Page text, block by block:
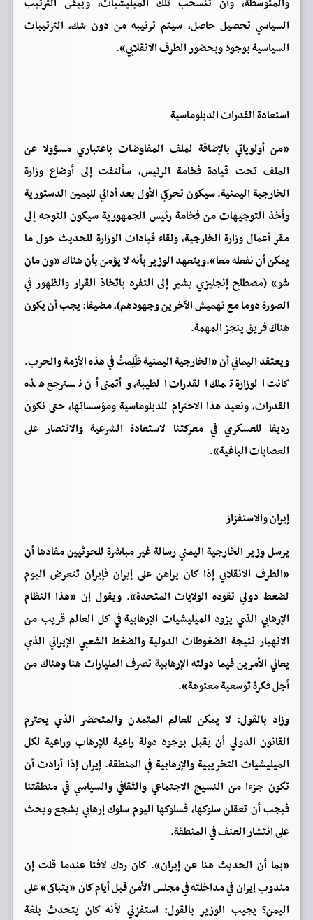
السياسي تحصيل حاصل، سيتم ترتيبه من دون شك، الترتيبات
السياسية بوجود وبحضور الطرف الانقلابي».
استعادة القدرات الدبلوماسية
«من أولوياتي بالإضافة لملف المفاوضات باعتباري مسؤولا عن
الملف تحت قيادة فخامة الرئيس، سألتفت إلى أوضاع وزارة
الخارجية اليمنية. سيكون تحركي الأول بعد أدائي لليمين الدستورية
وأخذ التوجيهات من فخامة رئيس الجمهورية سيكون التوجه إلى
مقر أعمال وزارة الخارجية، ولقاء قيادات الوزارة للحديث حول ما
يمكن أن نفعله معا».ويتعهد الوزير بأنه لا يؤمن بأن هناك «ون مان
شو» (مصطلح إنجليزي يشير إلى التفرد باتخاذ القرار والظهور في
الصورة دوما مع تهميش الآخرين وجهودهم)، مضيفا: يجب أن يكون
هناك فريق ينجز المهمة.
ويعتقد اليماني أن «الخارجية اليمنية ظُلِمتْ في هذه الأزمة والحرب.
كانت الوزارة تملك القدرات الطيبة، وأتمنى أن نسترجع هذه
القدرات، ونعيد هذا الاحترام للدبلوماسية ومؤسساتها، حتى نكون
رديفا للعسكري في معركتنا لاستعادة الشرعية والانتصار على
العصابات الباغية».
إيران والاستفزاز
يرسل وزير الخارجية اليمني رسالة غير مباشرة للحوثيين مفادها أن
«الطرف الانقلابي إذا كان يراهن على إيران فإيران تتعرض اليوم
لضغط دولي تقوده الولايات المتحدة». ويقول إن «هذا النظام
الإرهابي الذي يزود الميليشيات الإرهابية في كل العالم قريب من
الانهيار نتيجة الضغوطات الدولية والضغط الشعبي الإيراني الذي
يعاني الأمرين فيما دولته الإرهابية تصرف المليارات هنا وهناك من
أجل فكرة توسعية معتوهة».
وزاد بالقول: لا يمكن للعالم المتمدن والمتحضر الذي يحترم
القانون الدولي أن يقبل بوجود دولة راعية للإرهاب وراعية لكل
الميليشيات التخريبية والإرهابية في المنطقة. إيران إذا أرادت أن
تكون جزءا من النسيج الاجتماعي والثقافي والسياسي في منطقتنا
فيجب أن تعقلن سلوكها، فسلوكها اليوم سلوك إرهابي يشجع ويحث
على انتشار العنف في المنطقة.
«بما أن الحديث هنا عن إيران». كان ردك لافتا عندما قلت إن
مندوب إيران في مداخلته في مجلس الأمن قبل أيام كان «يتباكى» على
اليمن؟ يجيب الوزير بالقول: استفزني لأنه كان يتحدث بلغة